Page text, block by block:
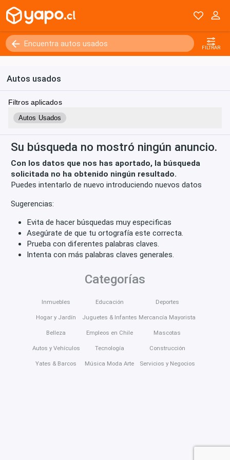
FILTRAR
Autos usados
Filtros aplicados
Autos Usados
Su búsqueda no mostró ningún anuncio.
Con los datos que nos has aportado, la búsqueda
solicitada no ha obtenido ningún resultado.
Puedes intentarlo de nuevo introduciendo nuevos datos
Sugerencias:
Evita de hacer búsquedas muy especificas
Asegúrate de que tu ortografía este correcta.
Prueba con diferentes palabras claves.
Intenta con más palabras claves generales.
Categorías
Inmuebles
Hogar y Jardín
Belleza
Autos y Vehículos
Yates & Barcos
Educación
Juguetes & Infantes
Empleos en Chile
Tecnología
Música Moda Arte
Deportes
Mercancía Mayorista
Mascotas
Construcción
Servicios y Negocios
Kilómetros